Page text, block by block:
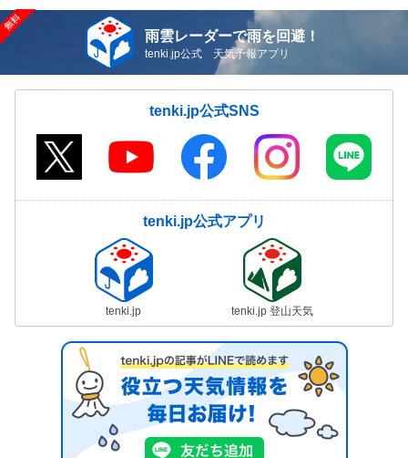
雨雲レーダーで雨を回避！
tenki.jp公式 天気予報アプリ
tenki.jp公式SNS
tenki.jp公式アプリ
tenki.jp tenki.jp 登山天気